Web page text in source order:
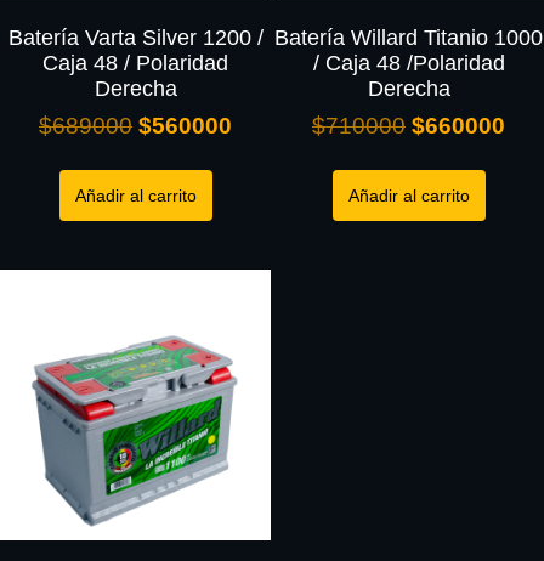
Batería Varta Silver 1200 /
Caja 48 / Polaridad
Derecha
$689000 $560000
Añadir al carrito
Batería Willard Titanio 1000
/ Caja 48 /Polaridad
Derecha
$710000 $660000
Añadir al carrito